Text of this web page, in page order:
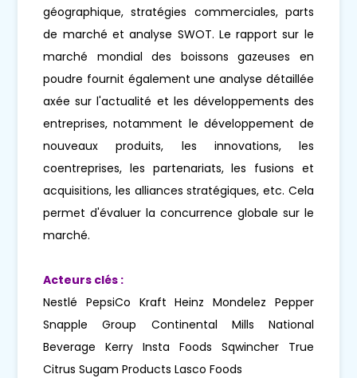
géographique, stratégies commerciales, parts
de marché et analyse SWOT. Le rapport sur le
marché mondial des boissons gazeuses en
poudre fournit également une analyse détaillée
axée sur l'actualité et les développements des
entreprises, notamment le développement de
nouveaux produits, les innovations, les
coentreprises, les partenariats, les fusions et
acquisitions, les alliances stratégiques, etc. Cela
permet d'évaluer la concurrence globale sur le
marché.
Acteurs clés :
Nestlé PepsiCo Kraft Heinz Mondelez Pepper
Snapple Group Continental Mills National
Beverage Kerry Insta Foods Sqwincher True
Citrus Sugam Products Lasco Foods